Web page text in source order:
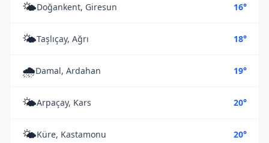
🌤️Doğankent, Giresun 16°
🌤️Taşlıçay, Ağrı 18°
🌧️Damal, Ardahan 19°
🌤️Arpaçay, Kars 20°
🌤️Küre, Kastamonu 20°